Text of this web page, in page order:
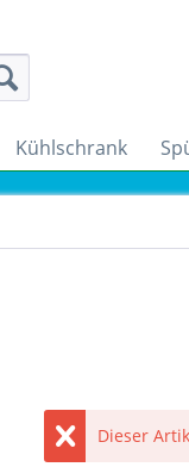
Kühlschrank
Dieser